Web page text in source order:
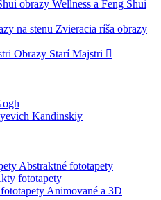
Wellness a Feng Shui
Zvieracia ríša obrazy
Obrazy Starí Majstri
Kandinskiy
Abstraktné fototapety
fototapety
Animované a 3D